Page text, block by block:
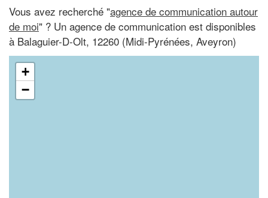
Vous avez recherché "agence de communication autour
de moi" ? Un agence de communication est disponibles
à Balaguier-D-Olt, 12260 (Midi-Pyrénées, Aveyron)
+
−